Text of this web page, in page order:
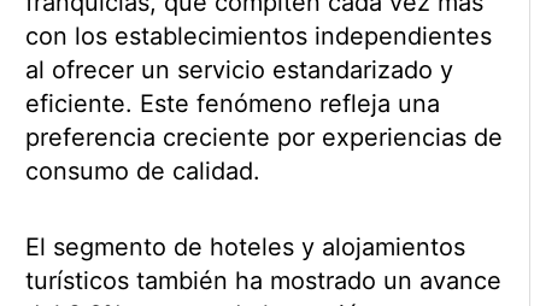
con los establecimientos independientes
al ofrecer un servicio estandarizado y
eficiente. Este fenómeno refleja una
preferencia creciente por experiencias de
consumo de calidad.
El segmento de hoteles y alojamientos
turísticos también ha mostrado un avance